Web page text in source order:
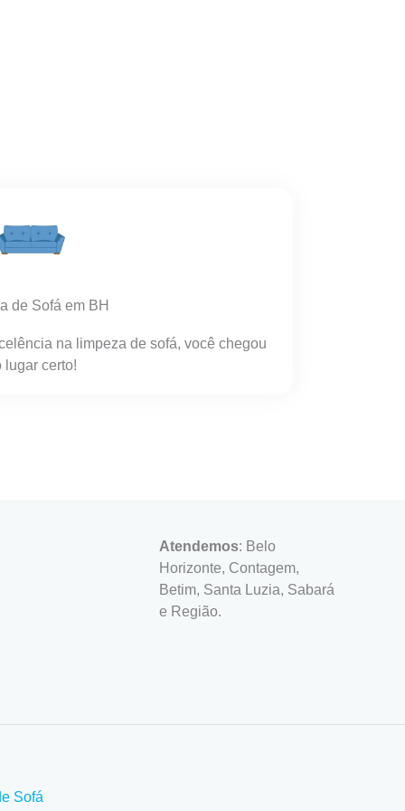
de Sofá em BH
na limpeza de sofá, você chegou
lugar certo!
Atendemos: Belo
Horizonte, Contagem,
Betim, Santa Luzia, Sabará
e Região.
Sofá